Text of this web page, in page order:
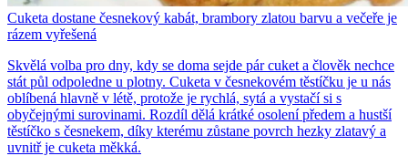
Cuketa dostane česnekový kabát, brambory zlatou barvu a večeře je
rázem vyřešená
Skvělá volba pro dny, kdy se doma sejde pár cuket a člověk nechce
stát půl odpoledne u plotny. Cuketa v česnekovém těstíčku je u nás
oblíbená hlavně v létě, protože je rychlá, sytá a vystačí si s
obyčejnými surovinami. Rozdíl dělá krátké osolení předem a hustší
těstíčko s česnekem, díky kterému zůstane povrch hezky zlatavý a
uvnitř je cuketa měkká.